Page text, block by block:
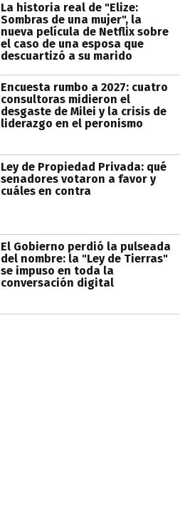
La historia real de "Elize:
Sombras de una mujer", la
nueva película de Netflix sobre
el caso de una esposa que
descuartizó a su marido
Encuesta rumbo a 2027: cuatro
consultoras midieron el
desgaste de Milei y la crisis de
liderazgo en el peronismo
Ley de Propiedad Privada: qué
senadores votaron a favor y
cuáles en contra
El Gobierno perdió la pulseada
del nombre: la "Ley de Tierras"
se impuso en toda la
conversación digital